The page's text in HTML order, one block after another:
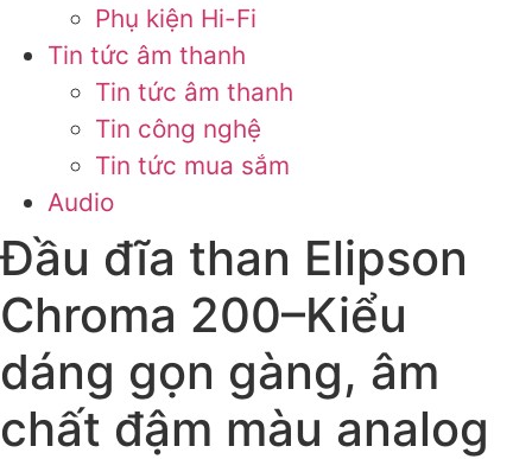
Phụ kiện Hi-Fi
Tin tức âm thanh
Tin tức âm thanh
Tin công nghệ
Tin tức mua sắm
Audio
Đầu đĩa than Elipson
Chroma 200–Kiểu
dáng gọn gàng, âm
chất đậm màu analog